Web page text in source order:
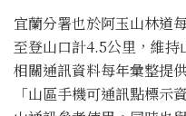
宜蘭分署也於阿玉山林道
至登山口計4.5公里，維
相關通訊資料每年彙整提
「山區手機可通訊點標示